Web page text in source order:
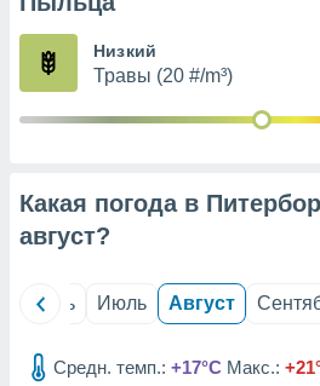
из
Низкий
Травы (20 #/m³)
Какая погода в
август?
Июнь Июль Август
Средн. темп.: +17°C Макс.: